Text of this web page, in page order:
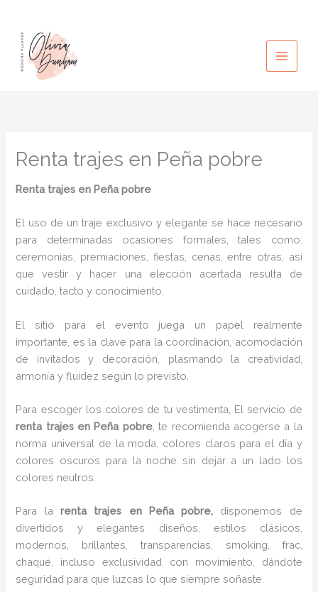
contenido
Renta trajes en Peña pobre
Renta trajes en Peña pobre
El uso de un traje exclusivo y elegante se hace necesario
para determinadas ocasiones formales, tales como:
ceremonias, premiaciones, fiestas, cenas, entre otras, así
que vestir y hacer una elección acertada resulta de
cuidado, tacto y conocimiento.
El sitio para el evento juega un papel realmente
importante, es la clave para la coordinación, acomodación
de invitados y decoración, plasmando la creatividad,
armonía y fluidez según lo previsto.
Para escoger los colores de tu vestimenta, El servicio de
renta trajes en Peña pobre, te recomienda acogerse a la
norma universal de la moda, colores claros para el día y
colores oscuros para la noche sin dejar a un lado los
colores neutros.
Para la renta trajes en Peña pobre, disponemos de
divertidos y elegantes diseños, estilos clásicos,
modernos, brillantes, transparencias, smoking, frac,
chaqué, incluso exclusividad con movimiento, dándote
seguridad para que luzcas lo que siempre soñaste.